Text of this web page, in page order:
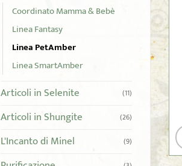
Coordinato Mamma & Bebè
Linea Fantasy
Linea PetAmber
Linea SmartAmber
Articoli in Selenite (11)
Articoli in Shungite (26)
L'Incanto di Minel (9)